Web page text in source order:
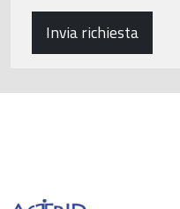
Invia richiesta